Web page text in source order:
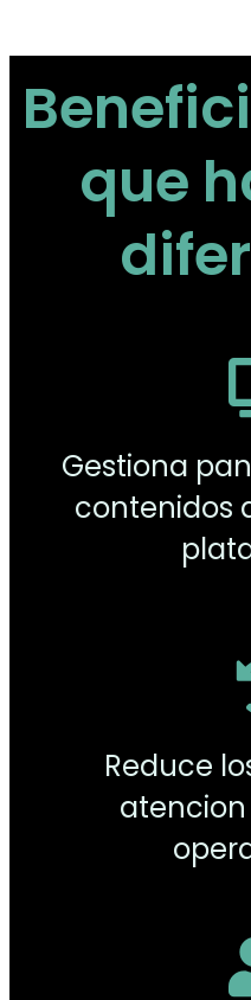
que
Gestiona
contenidos
Reduce